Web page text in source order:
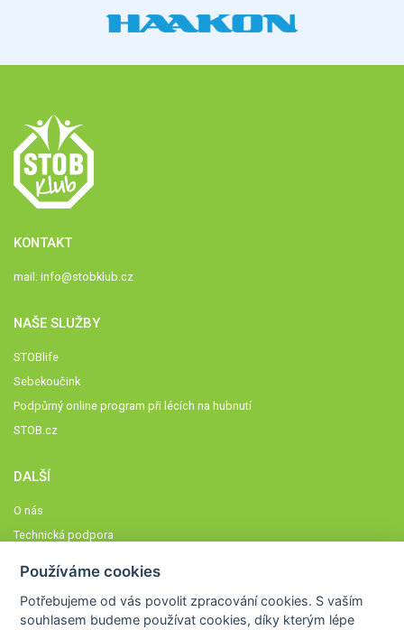
KONTAKT
mail: info@stobklub.cz
NAŠE SLUŽBY
STOBlife
Sebekoučink
Podpůrný online program při lécích na hubnutí
STOB.cz
DALŠÍ
O nás
Technická podpora
Členové STOBklubu
Používáme cookies
Potřebujeme od vás povolit zpracování cookies. S vaším
souhlasem budeme používat cookies, díky kterým lépe